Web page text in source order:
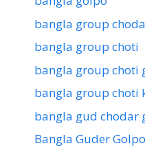
bangla group
bangla group choti
bangla group choti
bangla group choti
bangla gud chodar
Bangla Guder Golpo